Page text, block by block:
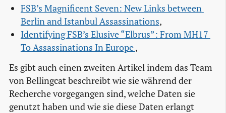
FSB’s Magnificent Seven: New Links between
Berlin and Istanbul Assassinations,
Identifying FSB’s Elusive “Elbrus”: From MH17
To Assassinations In Europe ,
Es gibt auch einen zweiten Artikel indem das Team
von Bellingcat beschreibt wie sie während der
Recherche vorgegangen sind, welche Daten sie
genutzt haben und wie sie diese Daten erlangt